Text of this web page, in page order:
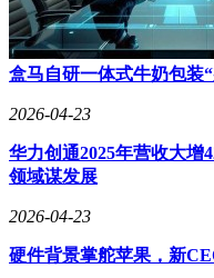
盒马自研一体式牛奶包装
2026-04-23
华力创通2025年营收大增
领域谋发展
2026-04-23
硬件背景掌舵苹果，新